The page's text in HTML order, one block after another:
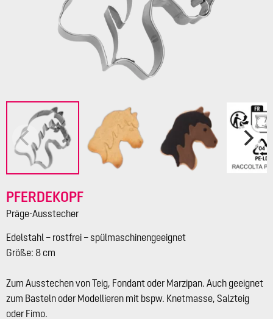
PFERDEKOPF
Präge-Ausstecher
Edelstahl – rostfrei – spülmaschinengeeignet
Größe: 8 cm
Zum Ausstechen von Teig, Fondant oder Marzipan. Auch geeignet
zum Basteln oder Modellieren mit bspw. Knetmasse, Salzteig
oder Fimo.